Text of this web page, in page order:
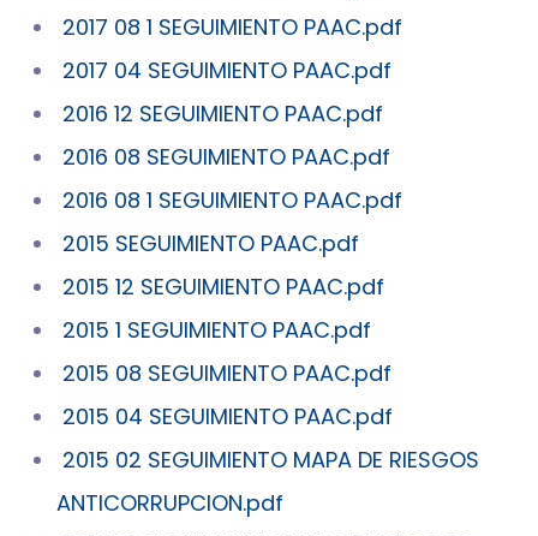
2017 08 1 SEGUIMIENTO PAAC.pdf
2017 04 SEGUIMIENTO PAAC.pdf
2016 12 SEGUIMIENTO PAAC.pdf
2016 08 SEGUIMIENTO PAAC.pdf
2016 08 1 SEGUIMIENTO PAAC.pdf
2015 SEGUIMIENTO PAAC.pdf
2015 12 SEGUIMIENTO PAAC.pdf
2015 1 SEGUIMIENTO PAAC.pdf
2015 08 SEGUIMIENTO PAAC.pdf
2015 04 SEGUIMIENTO PAAC.pdf
2015 02 SEGUIMIENTO MAPA DE RIESGOS
ANTICORRUPCION.pdf